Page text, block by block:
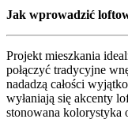
Jak wprowadzić
Projekt mieszkania
połączyć tradycyjne
nadadzą całości
wyłaniają się akcenty
stonowana kolorystyka